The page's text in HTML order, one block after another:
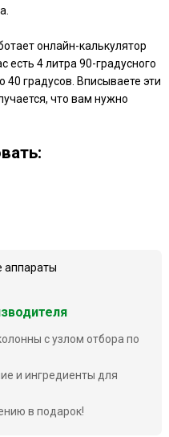
онлайн-калькулятор
есть 4 литра 90-градусного
40 градусов. Вписываете эти
что вам нужно
с узлом отбора по
и ингредиенты для
в подарок!